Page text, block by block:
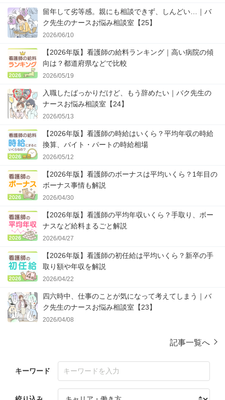
留年して劣等感。親にも相談できず、しんどい…｜バ
ク先生のナースお悩み相談室【25】
2026/06/10
【2026年版】看護師の給料ランキング｜高い病院の傾
向は？都道府県などで比較
2026/05/19
入職したばっかりだけど、もう辞めたい｜バク先生の
ナースお悩み相談室【24】
2026/05/13
【2026年版】看護師の時給はいくら？平均年収の時給
換算、バイト・パートの時給相場
2026/05/12
【2026年版】看護師のボーナスは平均いくら？1年目の
ボーナス事情も解説
2026/04/30
【2026年版】看護師の平均年収いくら？手取り、ボー
ナスなど給料まるごと解説
2026/04/27
【2026年版】看護師の初任給は平均いくら？新卒の手
取り額や年収を解説
2026/04/22
四六時中、仕事のことが気になって考えてしまう｜バ
ク先生のナースお悩み相談室【23】
2026/04/08
記事一覧へ
キーワード